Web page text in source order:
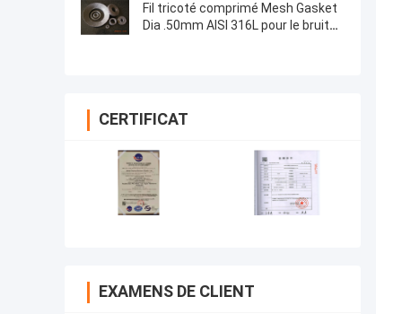
Fil tricoté comprimé Mesh Gasket
Dia .50mm AISI 316L pour le bruit
CERTIFICAT
EXAMENS DE CLIENT